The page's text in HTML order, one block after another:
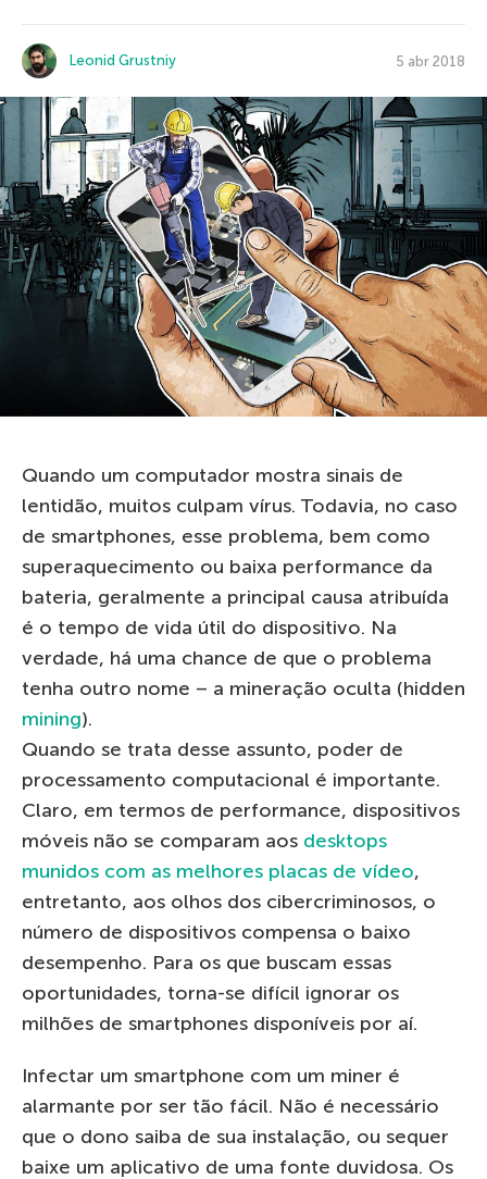
Leonid Grustniy 5 abr 2018
Quando um computador mostra sinais de
lentidão, muitos culpam vírus. Todavia, no caso
de smartphones, esse problema, bem como
superaquecimento ou baixa performance da
bateria, geralmente a principal causa atribuída
é o tempo de vida útil do dispositivo. Na
verdade, há uma chance de que o problema
tenha outro nome – a mineração oculta (hidden
mining).
Quando se trata desse assunto, poder de
processamento computacional é importante.
Claro, em termos de performance, dispositivos
móveis não se comparam aos desktops
munidos com as melhores placas de vídeo,
entretanto, aos olhos dos cibercriminosos, o
número de dispositivos compensa o baixo
desempenho. Para os que buscam essas
oportunidades, torna-se difícil ignorar os
milhões de smartphones disponíveis por aí.
Infectar um smartphone com um miner é
alarmante por ser tão fácil. Não é necessário
que o dono saiba de sua instalação, ou sequer
baixe um aplicativo de uma fonte duvidosa. Os